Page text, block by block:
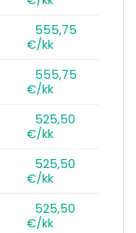
555,75
€/kk
555,75
€/kk
525,50
€/kk
525,50
€/kk
525,50
€/kk